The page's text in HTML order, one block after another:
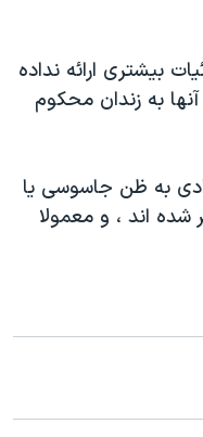
بیشتری ارائه نداده
به زندان محکوم
به ظن جاسوسی یا
شده اند ، و معمولا